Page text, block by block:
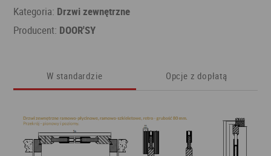
Kategoria: Drzwi zewnętrzne
Producent: DOOR'SY
W standardzie Opcje z dopłatą